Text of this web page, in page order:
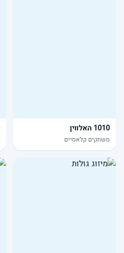
1010 האלווין
משחקים קלאסיים